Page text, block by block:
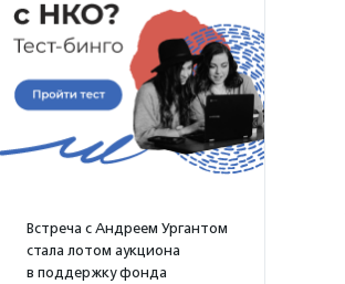
Встреча с Андреем Ургантом
стала лотом аукциона
в поддержку фонда